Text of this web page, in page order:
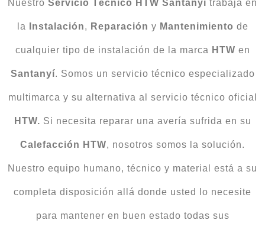
Nuestro Servicio Técnico HTW Santanyí trabaja en
la Instalación, Reparación y Mantenimiento de
cualquier tipo de instalación de la marca HTW en
Santanyí. Somos un servicio técnico especializado
multimarca y su alternativa al servicio técnico oficial
HTW. Si necesita reparar una avería sufrida en su
Calefacción HTW, nosotros somos la solución.
Nuestro equipo humano, técnico y material está a su
completa disposición allá donde usted lo necesite
para mantener en buen estado todas sus